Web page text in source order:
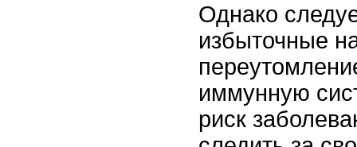
Однако
избыточные
иммунную
риск